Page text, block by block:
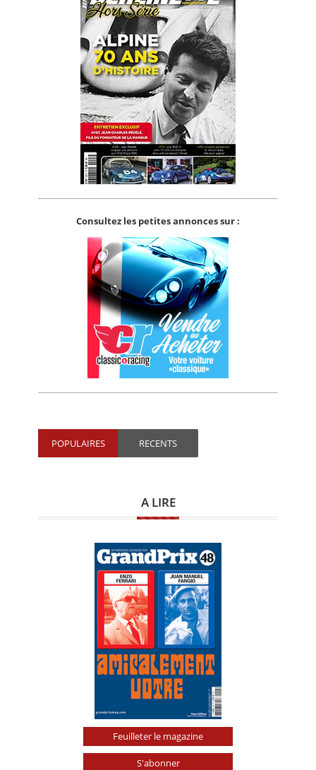
Consultez les petites annonces sur :
POPULAIRES RECENTS
A LIRE
Feuilleter le magazine
S'abonner